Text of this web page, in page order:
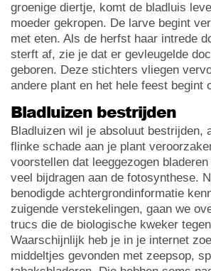
groenige diertje, komt de bladluis
moeder gekropen. De larve begint
met eten. Als de herfst haar intrede
sterft af, zie je dat er gevleugelde
geboren. Deze stichters vliegen
andere plant en het hele feest begint
Bladluizen bestrijden
Bladluizen wil je absoluut bestrijden,
flinke schade aan je plant
voorstellen dat leeggezogen
veel bijdragen aan de fotosynthese.
benodigde achtergrondinformatie
zuigende verstekelingen, gaan we
trucs die de biologische kweker
Waarschijnlijk heb je in je internet
middeltjes gevonden met zeepsop,